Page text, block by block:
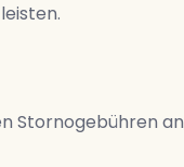
Stornogebühren